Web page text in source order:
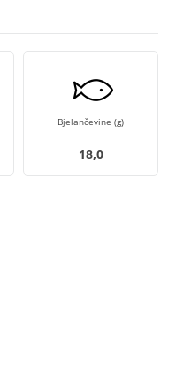
Bjelančevine (g)
18,0